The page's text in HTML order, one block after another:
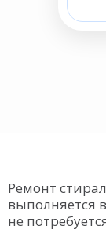
Ремонт
выполняется
не